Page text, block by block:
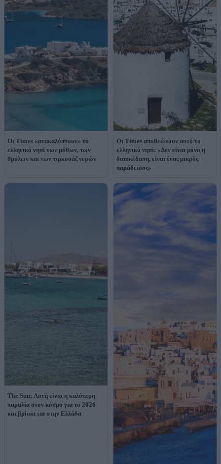
Οι Times «ανακαλύπτουν» το
ελληνικό νησί των μύθων, των
θρύλων και των τιρκουάζ νερών
Οι Times αποθεώνουν αυτό το
ελληνικό νησί: «Δεν είναι μόνο η
διασκέδαση, είναι ένας μικρός
παράδεισος»
The Sun: Αυτή είναι η καλύτερη
παραλία στον κόσμο για το 2026
και βρίσκεται στην Ελλάδα